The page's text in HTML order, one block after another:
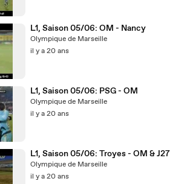
L1, Saison 05/06: OM - Nancy
Olympique de Marseille
il y a 20 ans
L1, Saison 05/06: PSG - OM
Olympique de Marseille
il y a 20 ans
L1, Saison 05/06: Troyes - OM & J27
Olympique de Marseille
il y a 20 ans